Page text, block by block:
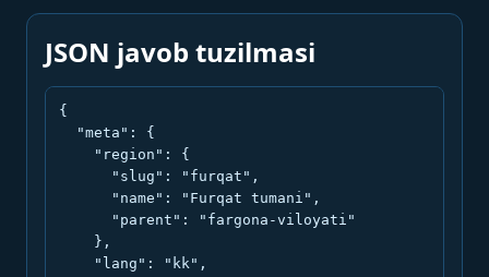
JSON javob tuzilmasi
{
  "meta": {
    "region": {
      "slug": "furqat",
      "name": "Furqat tumani",
      "parent": "fargona-viloyati"
    },
    "lang": "kk",